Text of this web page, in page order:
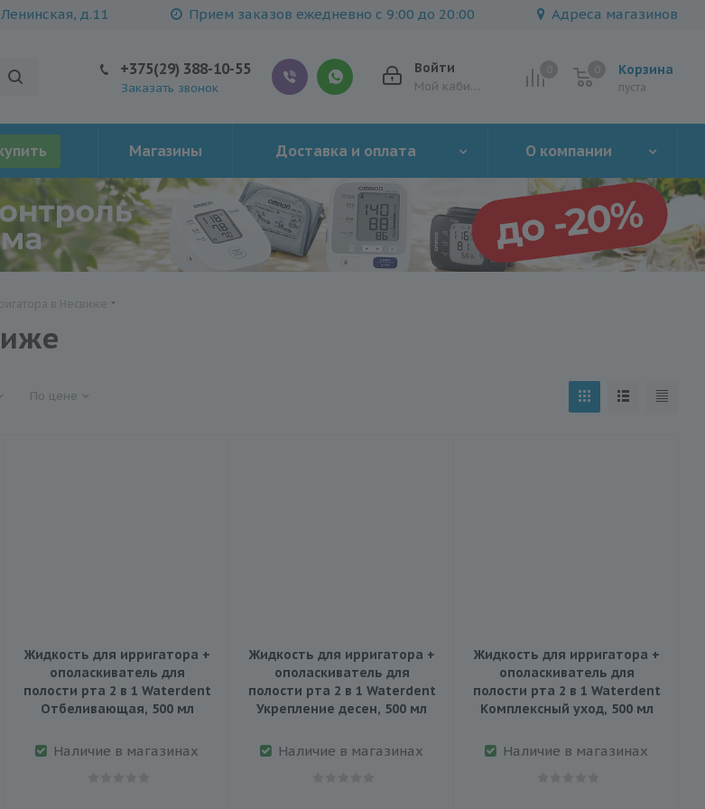
д.11 Прием заказов ежедневно с 9:00 до 20:00 Адреса магазинов
Корзина
пуста
Войти
Мой кабинет
+375(29) 388-10-55
Заказать звонок
Магазины Доставка и оплата О компании
По цене
Жидкость для ирригатора +
ополаскиватель для
полости рта 2 в 1 Waterdent
Отбеливающая, 500 мл
Наличие в магазинах
Жидкость для ирригатора +
ополаскиватель для
полости рта 2 в 1 Waterdent
Укрепление десен, 500 мл
Наличие в магазинах
Жидкость для ирригатора +
ополаскиватель для
полости рта 2 в 1 Waterdent
Комплексный уход, 500 мл
Наличие в магазинах